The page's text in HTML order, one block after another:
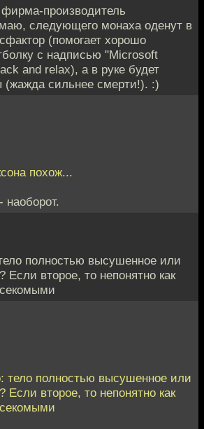
производитель
следующего монаха оденут в
(помогает хорошо
с надписью "Microsoft
and relax), а в руке будет
(жажда сильнее смерти!). :)
похож...
наоборот.
полностью высушенное или
Если второе, то непонятно как
тело полностью высушенное или
Если второе, то непонятно как